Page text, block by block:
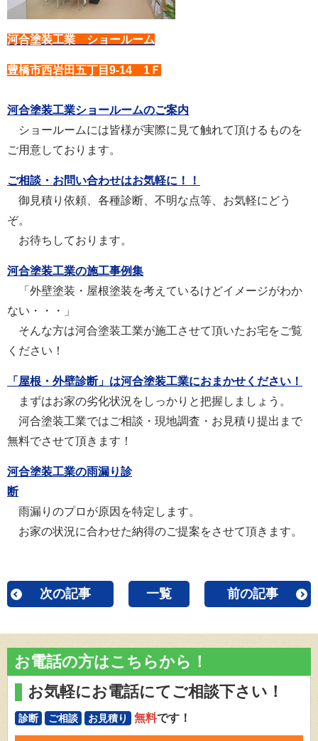
河合塗装工業 ショールーム
豊橋市西岩田五丁目9-14 1Ｆ
河合塗装工業ショールームのご案内
ショールームには皆様が実際に見て触れて頂けるものを
ご用意しております。
ご相談・お問い合わせはお気軽に！！
御見積り依頼、各種診断、不明な点等、お気軽にどう
ぞ。
お待ちしております。
河合塗装工業の施工事例集
「外壁塗装・屋根塗装を考えているけどイメージがわか
ない・・・」
そんな方は河合塗装工業が施工させて頂いたお宅をご覧
ください！
「屋根・外壁診断」は河合塗装工業におまかせください！
まずはお家の劣化状況をしっかりと把握しましょう。
河合塗装工業ではご相談・現地調査・お見積り提出まで
無料でさせて頂きます！
河合塗装工業の雨漏り診
断
雨漏りのプロが原因を特定します。
お家の状況に合わせた納得のご提案をさせて頂きます。
次の記事 一覧 前の記事
お電話の方はこちらから！
お気軽にお電話にてご相談下さい！
診断 ご相談 お見積り 無料です！